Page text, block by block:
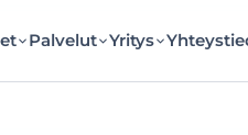
Palvelut Yritys